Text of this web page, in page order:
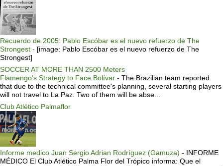
Recuerdo de 2005: Pablo Escóbar es el nuevo refuerzo de The
Strongest - [image: Pablo Escóbar es el nuevo refuerzo de The
Strongest]
SOCCER AT MORE THAN 2500 Meters
Flamengo's Strategy to Face Bolívar - The Brazilian team reported
that due to the technical committee's planning, several starting players
will not travel to La Paz. Two of them will be abse...
Club Atlético Palmaflor
Informe medico Juan Sergio Adrian Rodríguez (Gamuza) - INFORME
MÉDICO El Club Atlético Palma Flor del Trópico informa: Que el